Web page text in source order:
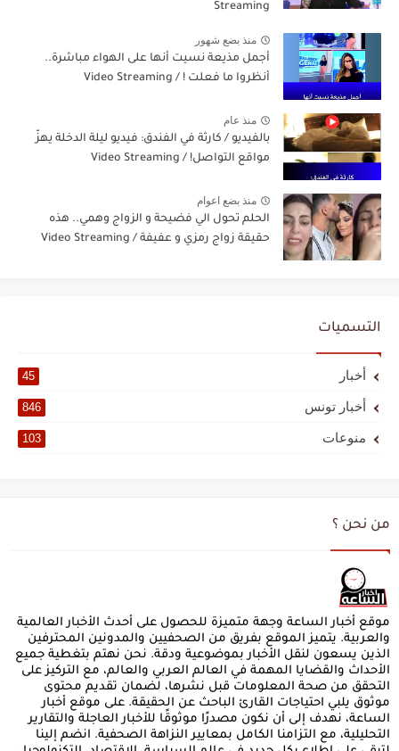
Streaming
منذ بضع شهور
أجمل مذيعة نسيت أنها على الهواء مباشرة..
أنظروا ما فعلت ! / Video Streaming
منذ عام
بالفيديو / كارثة في الفندق: فيديو ليلة الدخلة يهزّ
مواقع التواصل! / Video Streaming
منذ بضع اعوام
الحلم تحول الي فضيحة و الزواج وهمي.. هذه
حقيقة زواج رمزي و عفيفة / Video Streaming
التسميات
أخبار 45
أخبار تونس 846
منوعات 103
من نحن ؟
موقع أخبار الساعة وجهة متميزة للحصول على أحدث الأخبار العالمية
والعربية. يتميز الموقع بفريق من الصحفيين والمدونين المحترفين
الذين يسعون لنقل الأخبار بموضوعية ودقة. نحن نهتم بتغطية جميع
الأحداث والقضايا المهمة في العالم العربي والعالم، مع التركيز على
التحقق من صحة المعلومات قبل نشرها، لضمان تقديم محتوى
موثوق يلبي احتياجات القارئ الباحث عن الحقيقة. على موقع أخبار
الساعة، نهدف إلى أن نكون مصدرًا موثوقًا للأخبار العاجلة والتقارير
التحليلية، مع التزامنا الكامل بمعايير النزاهة الصحفية. انضم إلينا